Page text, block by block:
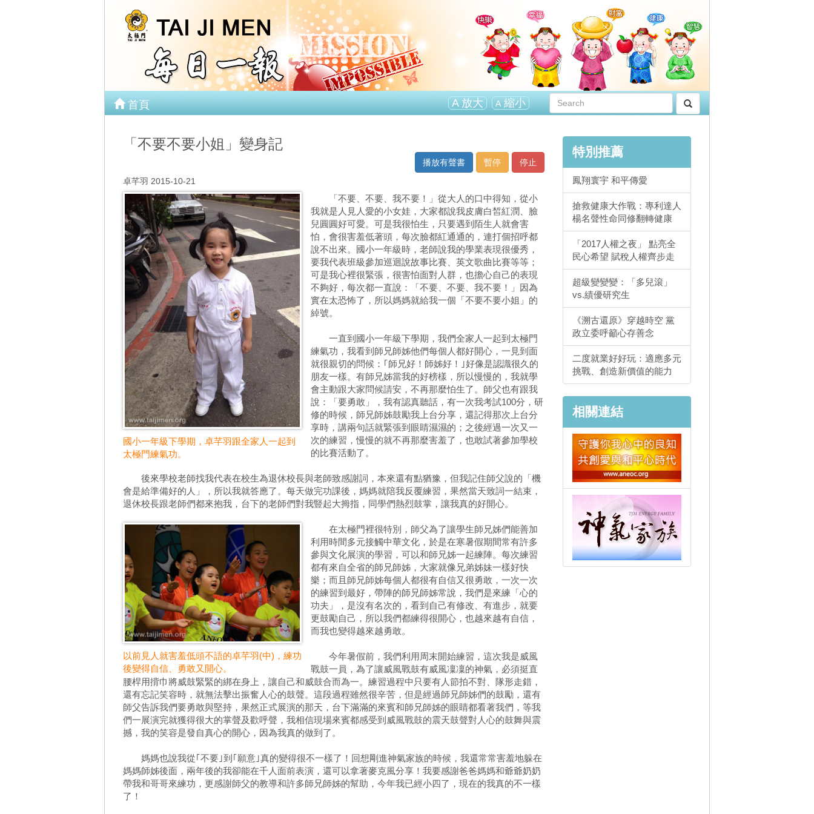
首頁 A放大 A 縮小
「不要不要小姐」變身記
停止
暫停
播放有聲書
卓芊羽 2015-10-21
國小一年級下學期，卓芊羽跟全家人一起到
太極門練氣功。
「不要、不要、我不要！」從大人的口中得知，從小
我就是人見人愛的小女娃，大家都說我皮膚白皙紅潤、臉
兒圓圓好可愛。可是我很怕生，只要遇到陌生人就會害
怕，會很害羞低著頭，每次臉都紅通通的，連打個招呼都
說不出來。國小一年級時，老師說我的學業表現很優秀，
要我代表班級參加巡迴說故事比賽、英文歌曲比賽等等；
可是我心裡很緊張，很害怕面對人群，也擔心自己的表現
不夠好，每次都一直說：「不要、不要、我不要！」因為
實在太恐怖了，所以媽媽就給我一個「不要不要小姐」的
綽號。
一直到國小一年級下學期，我們全家人一起到太極門
練氣功，我看到師兄師姊他們每個人都好開心，一見到面
就很親切的問候：｢師兄好！師姊好！｣好像是認識很久的
朋友一樣。有師兄姊當我的好榜樣，所以慢慢的，我就學
會主動跟大家問候請安，不再那麼怕生了。師父也有跟我
說：「要勇敢」，我有認真聽話，有一次我考試100分，研
修的時候，師兄師姊鼓勵我上台分享，還記得那次上台分
享時，講兩句話就緊張到眼睛濕濕的；之後經過一次又一
次的練習，慢慢的就不再那麼害羞了，也敢試著參加學校
的比賽活動了。
後來學校老師找我代表在校生為退休校長與老師致感謝詞，本來還有點猶豫，但我記住師父說的「機
會是給準備好的人」，所以我就答應了。每天做完功課後，媽媽就陪我反覆練習，果然當天致詞一結束，
退休校長跟老師們都來抱我，台下的老師們對我豎起大拇指，同學們熱烈鼓掌，讓我真的好開心。
以前見人就害羞低頭不語的卓芊羽(中)，練功
後變得自信、勇敢又開心。
在太極門裡很特別，師父為了讓學生師兄姊們能善加
利用時間多元接觸中華文化，於是在寒暑假期間常有許多
參與文化展演的學習，可以和師兄姊一起練陣。每次練習
都有來自全省的師兄師姊，大家就像兄弟姊妹一樣好快
樂；而且師兄師姊每個人都很有自信又很勇敢，一次一次
的練習到最好，帶陣的師兄師姊常說，我們是來練「心的
功夫」，是沒有名次的，看到自己有修改、有進步，就要
更鼓勵自己，所以我們都練得很開心，也越來越有自信，
而我也變得越來越勇敢。
今年暑假前，我們利用周末開始練習，這次我是威風
戰鼓一員，為了讓威風戰鼓有威風凜凜的神氣，必須挺直
腰桿用揹巾將威鼓緊緊的綁在身上，讓自己和威鼓合而為一。練習過程中只要有人節拍不對、隊形走錯，
還有忘記笑容時，就無法擊出振奮人心的鼓聲。這段過程雖然很辛苦，但是經過師兄師姊們的鼓勵，還有
師父告訴我們要勇敢與堅持，果然正式展演的那天，台下滿滿的來賓和師兄師姊的眼睛都看著我們，等我
們一展演完就獲得很大的掌聲及歡呼聲，我相信現場來賓都感受到威風戰鼓的震天鼓聲對人心的鼓舞與震
撼，我的笑容是發自真心的開心，因為我真的做到了。
媽媽也說我從｢不要｣到｢願意｣真的變得很不一樣了！回想剛進神氣家族的時候，我還常常害羞地躲在
媽媽師姊後面，兩年後的我卻能在千人面前表演，還可以拿著麥克風分享！我要感謝爸爸媽媽和爺爺奶奶
帶我和哥哥來練功，更感謝師父的教導和許多師兄師姊的幫助，今年我已經小四了，現在的我真的不一樣
了！
特別推薦
鳳翔寰宇 和平傳愛
搶救健康大作戰：專利達人
楊名聲性命同修翻轉健康
「2017人權之夜」 點亮全
民心希望 賦稅人權齊步走
超級變變變：「多兒滾」
vs.績優研究生
《溯古還原》穿越時空 黨
政立委呼籲心存善念
二度就業好好玩：適應多元
挑戰、創造新價值的能力
相關連結